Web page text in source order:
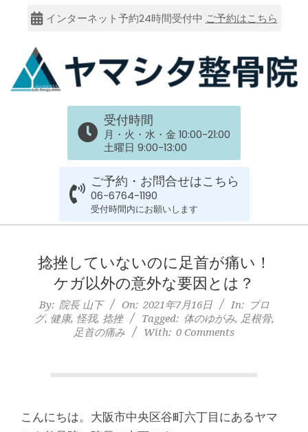
content
インターネット予約24時間受付中 ご予約はこちら
大
谷
六
上
本
筋
受付時間
月・火・水・金 10:00-21:00
土曜日 9:00-13:00
ご予約・お問合せはこちら
06-6764-1190
受付時間内にお願いします
Navigation捻挫していないのに足首が痛い！
ケガ以外の意外な要因とは？
By: 院長 山下 On: 2021年7月16日 In: ブロ
グ, 健康, 怪我, 捻挫 Tagged: 体のゆがみ, 足根骨,
足首の痛み
With: 0 Comments
こんにちは。大阪市中央区谷町六丁目にあるヤマ